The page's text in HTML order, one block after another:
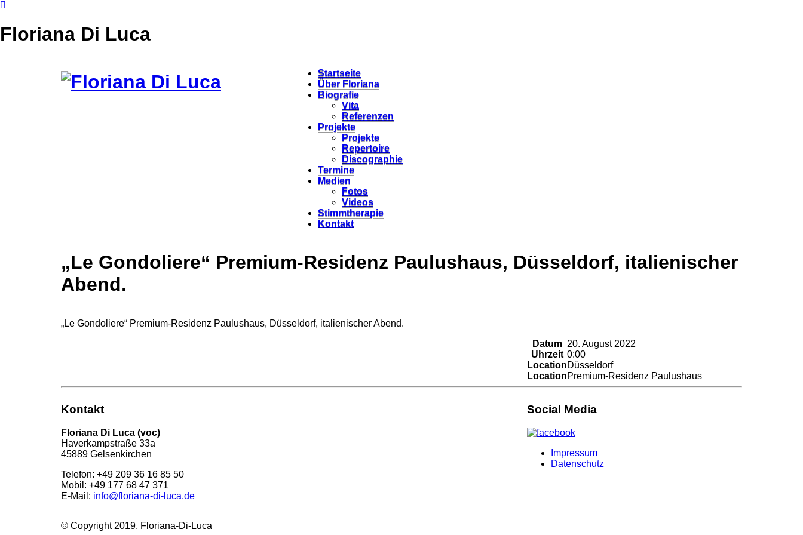
Floriana Di Luca
Startseite
Über Floriana
Biografie
Vita
Referenzen
Projekte
Projekte
Repertoire
Discographie
Termine
Medien
Fotos
Videos
Stimmtherapie
Kontakt
„Le Gondoliere“ Premium-Residenz Paulushaus, Düsseldorf, italienischer
Abend.
Datum 20. August 2022
Uhrzeit 0:00
LocationDüsseldorf
LocationPremium-Residenz Paulushaus
„Le Gondoliere“ Premium-Residenz Paulushaus, Düsseldorf, italienischer Abend.
Kontakt
Floriana Di Luca (voc)
Haverkampstraße 33a
45889 Gelsenkirchen
Telefon: +49 209 36 16 85 50
Mobil: +49 177 68 47 371
E-Mail: info@floriana-di-luca.de
Social Media
Impressum
Datenschutz
© Copyright 2019, Floriana-Di-Luca